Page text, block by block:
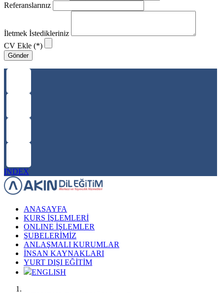
Referanslarınız
İletmek İstedikleriniz
CV Ekle (*)
Gönder
INDEX
ANASAYFA
KURS İŞLEMLERİ
ONLINE İŞLEMLER
ŞUBELERİMİZ
ANLAŞMALI KURUMLAR
İNSAN KAYNAKLARI
YURT DIŞI EĞİTİM
ENGLISH